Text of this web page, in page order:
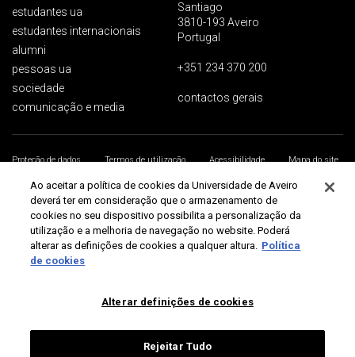
estudantes ua
estudantes internacionais
alumni
pessoas ua
sociedade
comunicação e media
Santiago
3810-193 Aveiro
Portugal
+351 234 370 200
contactos gerais
Proteção de dados Termos de utilização Acessibilidade
Mapa do site
Universidade de Aveiro 2026
Ao aceitar a política de cookies da Universidade de Aveiro
deverá ter em consideração que o armazenamento de
cookies no seu dispositivo possibilita a personalização da
utilização e a melhoria de navegação no website. Poderá
alterar as definições de cookies a qualquer altura. Política
de cookies
Alterar definições de cookies
Rejeitar Tudo